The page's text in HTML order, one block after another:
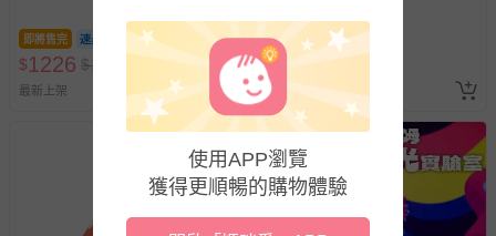
即將售完
$1226 $1290
最新上架
即將售完
$1226 1290
最新上架
使用APP瀏覽
獲得更順暢的購物體驗